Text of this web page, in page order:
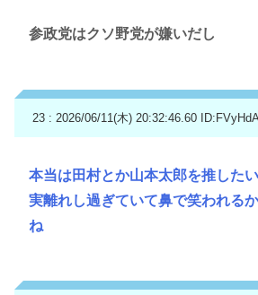
参政党はクソ野党が嫌いだし
23 : 2026/06/11(木) 20:32:46.60
本当は田村とか山本太郎を推した
実離れし過ぎていて鼻で笑われる
ね